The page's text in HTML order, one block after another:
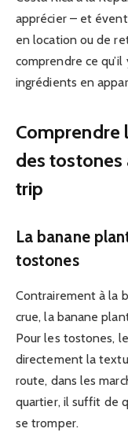
apprécier – et
en location ou de
comprendre ce
ingrédients en
Comprendre
des
trip
La banane
tostones
Contrairement à la
crue, la banane
Pour les tostones,
directement la
route, dans les
quartier, il suffit de
se tromper.